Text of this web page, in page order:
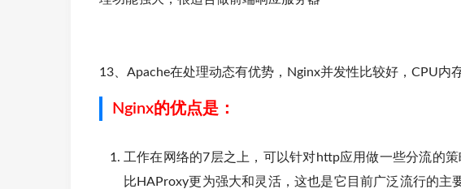
13、Apache在处理动态有优势，Nginx并发性比较好，CPU
Nginx的优点是：
工作在网络的7层之上，可以针对http应用做一些分流的
比HAProxy更为强大和灵活，这也是它目前广泛流行的